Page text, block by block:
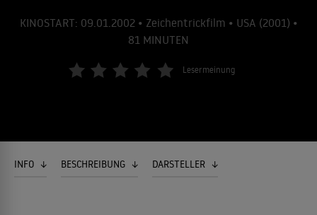
KINOSTART: 09.01.2002 • Zeichentrickfilm • USA (2001) •
81 MINUTEN
Lesermeinung
INFO BESCHREIBUNG DARSTELLER